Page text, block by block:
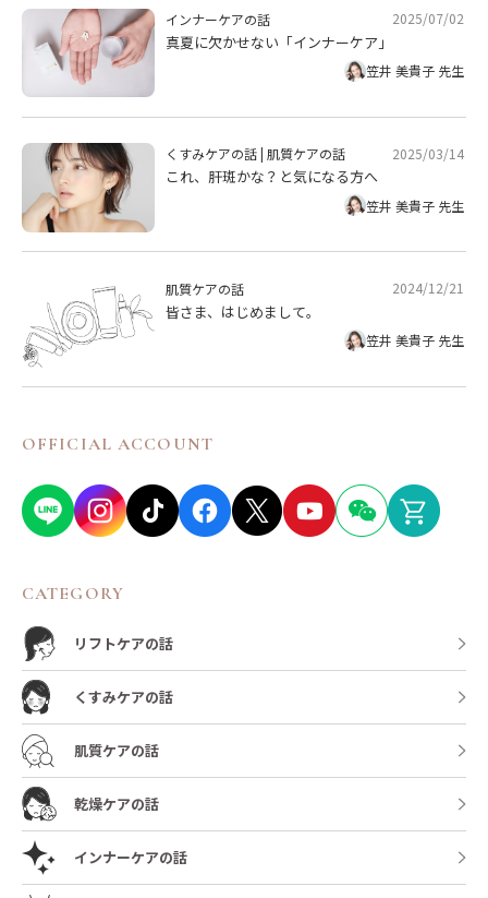
インナーケアの話 2025/07/02
真夏に欠かせない「インナーケア」
笠井 美貴子 先生
くすみケアの話|肌質ケアの話 2025/03/14
これ、肝斑かな？と気になる方へ
笠井 美貴子 先生
肌質ケアの話 2024/12/21
皆さま、はじめまして。
笠井 美貴子 先生
OFFICIAL ACCOUNT
CATEGORY
リフトケアの話
くすみケアの話
肌質ケアの話
乾燥ケアの話
インナーケアの話